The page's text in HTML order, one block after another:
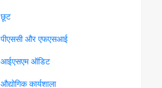
छूट
पीएससी और एफएसआई
आईएसएम ऑडिट
औद्योगिक कार्यशाला